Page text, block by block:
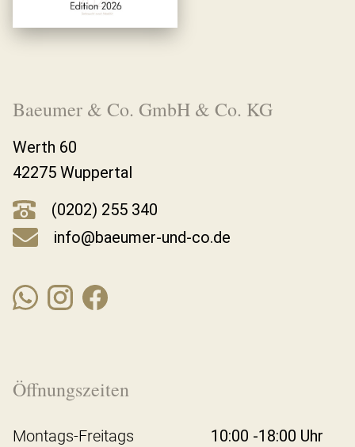
Baeumer & Co. GmbH & Co. KG
Werth 60
42275 Wuppertal
(0202) 255 340
info@baeumer-und-co.de
Öffnungszeiten
Montags-Freitags
10:00 -18:00 Uhr